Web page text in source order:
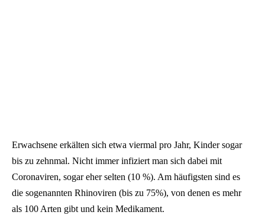
Erwachsene erkälten sich etwa viermal pro Jahr, Kinder sogar
bis zu zehnmal. Nicht immer infiziert man sich dabei mit
Coronaviren, sogar eher selten (10 %). Am häufigsten sind es
die sogenannten Rhinoviren (bis zu 75%), von denen es mehr
als 100 Arten gibt und kein Medikament.